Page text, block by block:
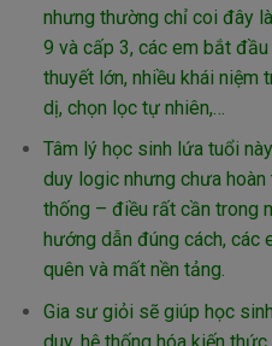
nhưng thường chỉ coi đây
9 và cấp 3, các em bắt
thuyết lớn, nhiều khái niệm
dị, chọn lọc tự nhiên,…
Tâm lý học sinh lứa tuổi
duy logic nhưng chưa
thống – điều rất cần trong
hướng dẫn đúng cách, các
quên và mất nền tảng.
Gia sư giỏi sẽ giúp học